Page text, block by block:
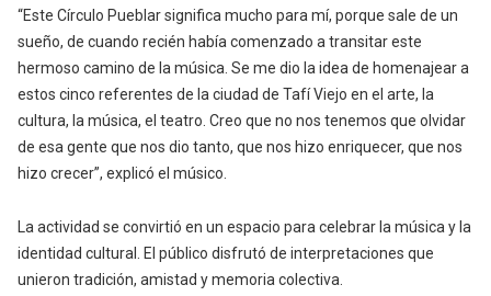
“Este Círculo Pueblar significa mucho para mí, porque sale de un
sueño, de cuando recién había comenzado a transitar este
hermoso camino de la música. Se me dio la idea de homenajear a
estos cinco referentes de la ciudad de Tafí Viejo en el arte, la
cultura, la música, el teatro. Creo que no nos tenemos que olvidar
de esa gente que nos dio tanto, que nos hizo enriquecer, que nos
hizo crecer”, explicó el músico.
La actividad se convirtió en un espacio para celebrar la música y la
identidad cultural. El público disfrutó de interpretaciones que
unieron tradición, amistad y memoria colectiva.